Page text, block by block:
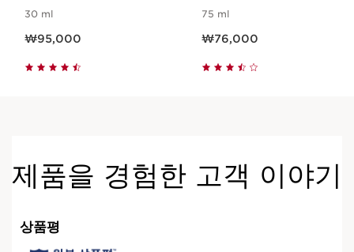
30 ml
₩95,000
75 ml
₩76,000
제품을 경험한 고객 이야기